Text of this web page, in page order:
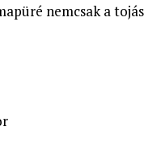
nemcsak a